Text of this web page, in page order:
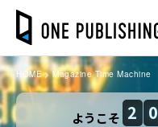
HOME Magazine Time Machine
ようこそ 2 0